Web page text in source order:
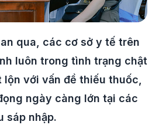
qua, các cơ sở y tế trên
luôn trong tình trạng chật
với vấn đề thiếu thuốc,
ngày càng lớn tại các
sáp nhập.